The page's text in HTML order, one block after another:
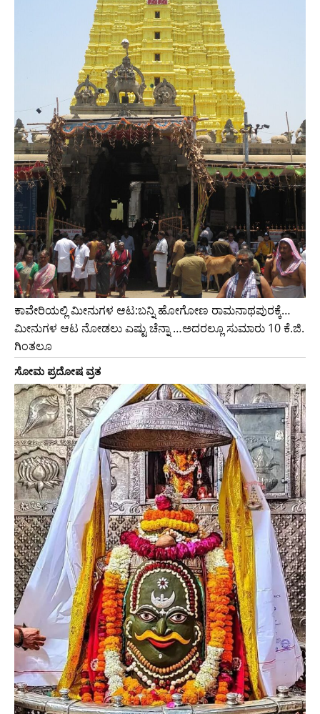
ಕಾವೇರಿಯಲ್ಲಿ ಮೀನುಗಳ ಆಟ:ಬನ್ನಿ ಹೋಗೋಣ ರಾಮನಾಥಪುರಕ್ಕೆ…
ಮೀನುಗಳ ಆಟ ನೋಡಲು ಎಷ್ಟು ಚೆನ್ನಾ …ಅದರಲ್ಲೂ ಸುಮಾರು 10 ಕೆ.ಜಿ.
ಗಿಂತಲೂ
ಸೋಮ ಪ್ರದೋಷ ವ್ರತ